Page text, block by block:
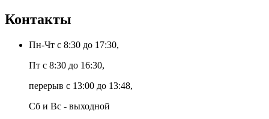
Контакты
Пн-Чт с 8:30 до 17:30,
Пт с 8:30 до 16:30,
перерыв с 13:00 до 13:48,
Сб и Вс - выходной